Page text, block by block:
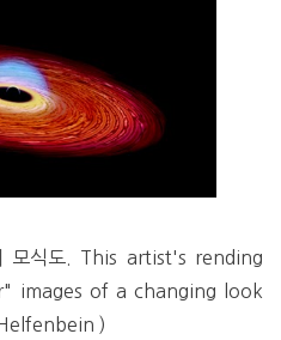
모식도. This artist's rending
images of a changing look
)